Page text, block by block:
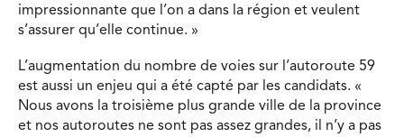
impressionnante que l’on a dans la région et veulent
s’assurer qu’elle continue. »
L’augmentation du nombre de voies sur l’autoroute 59
est aussi un enjeu qui a été capté par les candidats. «
Nous avons la troisième plus grande ville de la province
et nos autoroutes ne sont pas assez grandes, il n’y a pas